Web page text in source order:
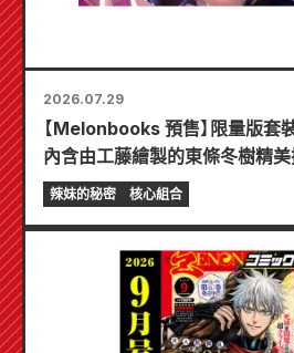
2026.07.29
【Melonbooks 預售】限量版套
內含由工藤繪製的東條冬樹精美
《辣妹新娘的秘密》最新第6卷將
辣妹的秘密 核心組合